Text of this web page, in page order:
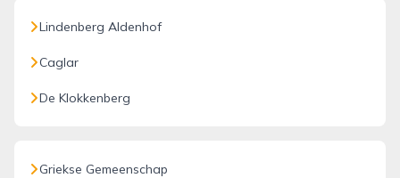
Lindenberg Aldenhof
Caglar
De Klokkenberg
Griekse Gemeenschap